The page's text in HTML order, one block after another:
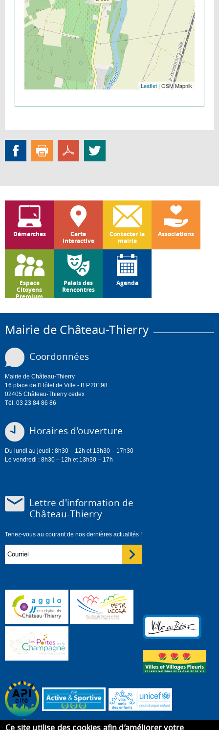
Leaflet| OSM Mapnik
Démarches
Carte
interactive
Contacter la
mairie
Associations
Espace
Citoyens
Premium
Palais des
Rencontres
Agenda
Mairie de Château-Thierry
Coordonnées
Mairie de Château-Thierry
16 place de l'Hôtel de Ville - B.P.20198
02405 Château-Thierry cedex
Tél. 03 23 84 86 86
Horaires d'ouverture
Du lundi au jeudi : 8h30 – 12h et 13h30 – 17h30
Le vendredi : 8h30 – 12h et 13h30 – 17h
Lettre d'information de
Château-Thierry
Tenez-vous au courant de nos dernières actualités !
Ce site utilise des cookies afin d’améliorer votre